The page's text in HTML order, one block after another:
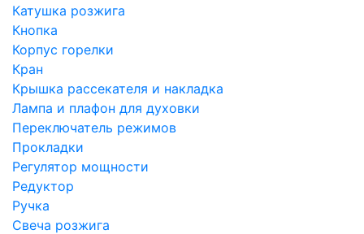
Катушка розжига
Кнопка
Корпус горелки
Кран
Крышка рассекателя и накладка
Лампа и плафон для духовки
Переключатель режимов
Прокладки
Регулятор мощности
Редуктор
Ручка
Свеча розжига